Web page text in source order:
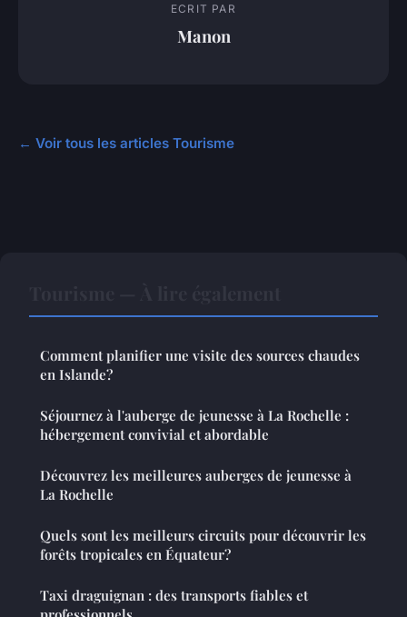
ECRIT PAR
Manon
← Voir tous les articles Tourisme
Comment planifier une visite des sources chaudes
en Islande?
Séjournez à l'auberge de jeunesse à La Rochelle :
hébergement convivial et abordable
Découvrez les meilleures auberges de jeunesse à
La Rochelle
Quels sont les meilleurs circuits pour découvrir les
forêts tropicales en Équateur?
Taxi draguignan : des transports fiables et